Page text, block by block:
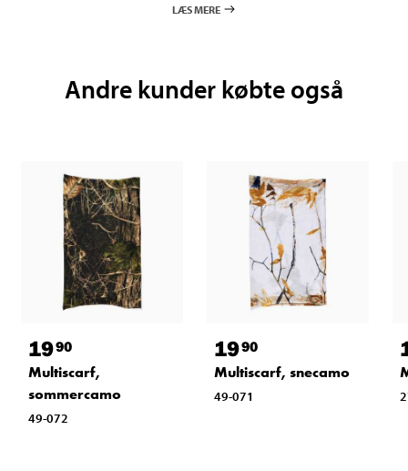
LÆS MERE
Andre kunder købte også
1990
Multiscarf,
sommercamo
49-072
1990
Multiscarf, snecamo
49-071